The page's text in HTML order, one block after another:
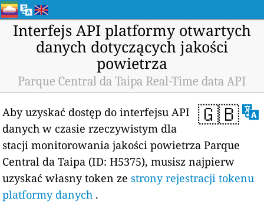
Interfejs API platformy otwartych
danych dotyczących jakości
powietrza
Parque Central da Taipa Real-Time data API
🇬🇧
Aby uzyskać dostęp do interfejsu API
danych w czasie rzeczywistym dla
stacji monitorowania jakości powietrza Parque
Central da Taipa (ID: H5375), musisz najpierw
uzyskać własny token zestrony rejestracji tokenu
platformy danych .